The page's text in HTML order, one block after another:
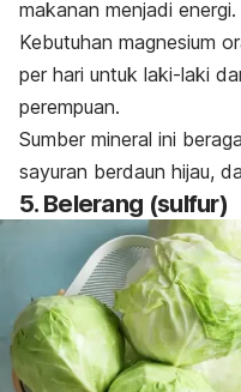
makanan menjadi energi.
Kebutuhan magnesium
per hari untuk laki-laki
perempuan.
Sumber mineral ini
sayuran berdaun hijau,
5. Belerang (sulfur)